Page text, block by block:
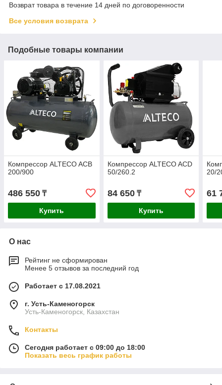
Возврат товара в течение 14 дней по договоренности
Все условия возврата
Подобные товары компании
Компрессор ALTECO ACB
200/900
486 550 ₸
Купить
Компрессор ALTECO ACD
50/260.2
84 650₸
Купить
20/
61
О нас
Рейтинг не сформирован
Менее 5 отзывов за последний год
Работает с 17.08.2021
г. Усть-Каменогорск
Усть-Каменогорск, Казахстан
Контакты
Сегодня работает с 09:00 до 18:00
Показать весь график работы